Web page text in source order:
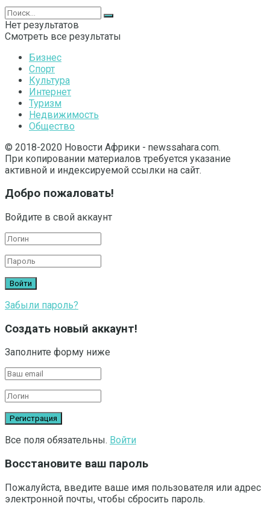
Нет результатов
Смотреть все результаты
Бизнес
Спорт
Культура
Интернет
Туризм
Недвижимость
Общество
© 2018-2020 Новости Африки - newssahara.com.
При копировании материалов требуется указание
активной и индексируемой ссылки на сайт.
Добро пожаловать!
Войдите в свой аккаунт
Забыли пароль?
Создать новый аккаунт!
Заполните форму ниже
Все поля обязательны. Войти
Восстановите ваш пароль
Пожалуйста, введите ваше имя пользователя или адрес
электронной почты, чтобы сбросить пароль.